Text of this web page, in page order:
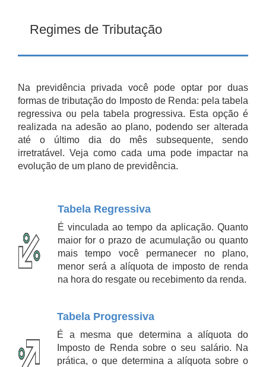
Regimes de Tributação
Na previdência privada você pode optar por duas
formas de tributação do Imposto de Renda: pela tabela
regressiva ou pela tabela progressiva. Esta opção é
realizada na adesão ao plano, podendo ser alterada
até o último dia do mês subsequente, sendo
irretratável. Veja como cada uma pode impactar na
evolução de um plano de previdência.
Tabela Regressiva
É vinculada ao tempo da aplicação. Quanto
maior for o prazo de acumulação ou quanto
mais tempo você permanecer no plano,
menor será a alíquota de imposto de renda
na hora do resgate ou recebimento da renda.
Tabela Progressiva
É a mesma que determina a alíquota do
Imposto de Renda sobre o seu salário. Na
prática, o que determina a alíquota sobre o